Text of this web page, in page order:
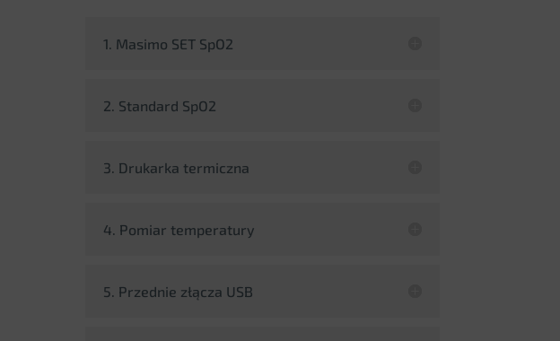
1. Masimo SET SpO2
2. Standard SpO2
3. Drukarka termiczna
4. Pomiar temperatury
5. Przednie złącza USB